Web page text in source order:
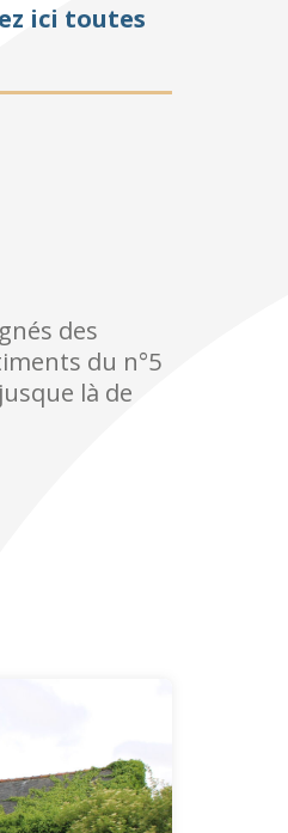
ici toutes
des
du n°5
là de